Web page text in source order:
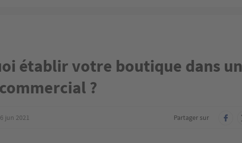
établir votre boutique dans un
?
jun 2021 Partager sur